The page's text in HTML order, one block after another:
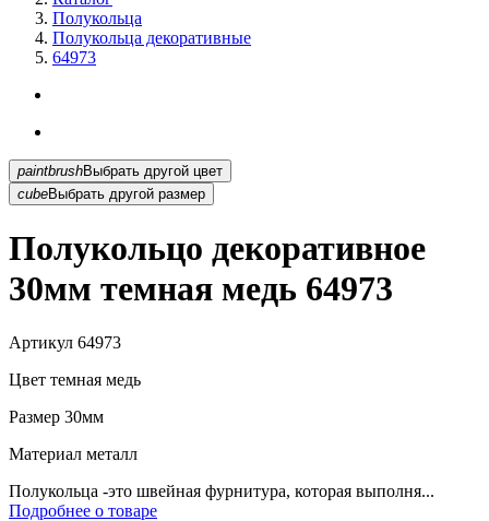
Полукольца
Полукольца декоративные
64973
paintbrush
Выбрать другой цвет
cubeВыбрать другой размер
Полукольцо декоративное
30мм темная медь 64973
Артикул 64973
Цвет темная медь
Размер 30мм
Материал металл
Полукольца -это швейная фурнитура, которая выполня...
Подробнее о товаре